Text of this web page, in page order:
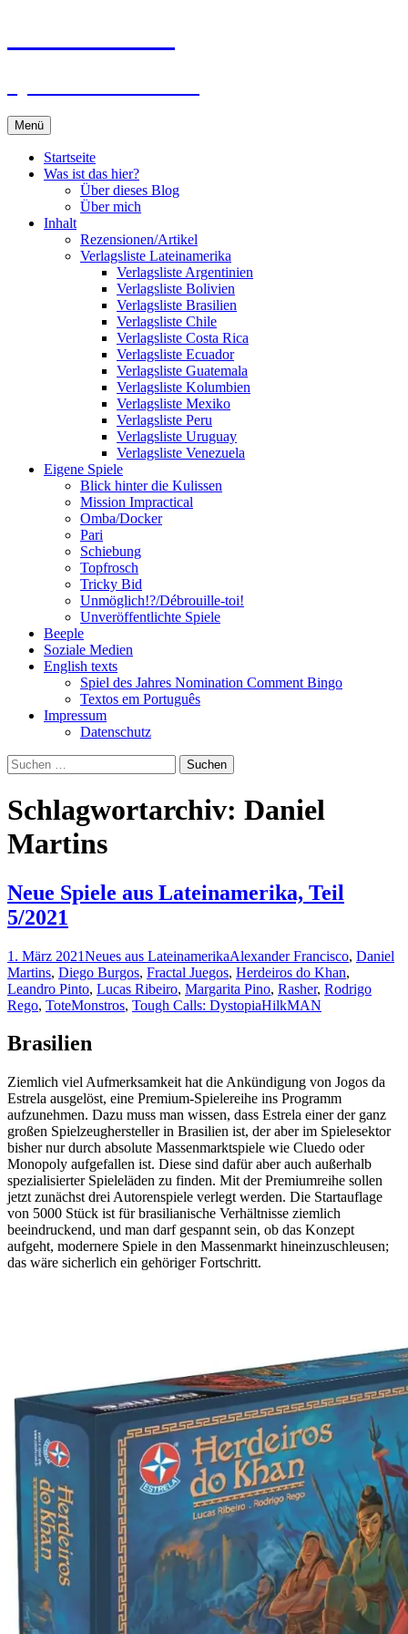
Menü
Startseite
Was ist das hier?
Über dieses Blog
Über mich
Inhalt
Rezensionen/Artikel
Verlagsliste Lateinamerika
Verlagsliste Argentinien
Verlagsliste Bolivien
Verlagsliste Brasilien
Verlagsliste Chile
Verlagsliste Costa Rica
Verlagsliste Ecuador
Verlagsliste Guatemala
Verlagsliste Kolumbien
Verlagsliste Mexiko
Verlagsliste Peru
Verlagsliste Uruguay
Verlagsliste Venezuela
Eigene Spiele
Blick hinter die Kulissen
Mission Impractical
Omba/Docker
Pari
Schiebung
Topfrosch
Tricky Bid
Unmöglich!?/Débrouille-toi!
Unveröffentlichte Spiele
Beeple
Soziale Medien
English texts
Spiel des Jahres Nomination Comment Bingo
Textos em Português
Impressum
Datenschutz
Suchen
nach:
Schlagwortarchiv: Daniel
Martins
Neue Spiele aus Lateinamerika, Teil
5/2021
1. März 2021Neues aus LateinamerikaAlexander Francisco, Daniel
Martins, Diego Burgos, Fractal Juegos, Herdeiros do Khan,
Leandro Pinto, Lucas Ribeiro, Margarita Pino, Rasher, Rodrigo
Rego, ToteMonstros, Tough Calls: DystopiaHilkMAN
Brasilien
Ziemlich viel Aufmerksamkeit hat die Ankündigung von Jogos da
Estrela ausgelöst, eine Premium-Spielereihe ins Programm
aufzunehmen. Dazu muss man wissen, dass Estrela einer der ganz
großen Spielzeughersteller in Brasilien ist, der aber im Spielesektor
bisher nur durch absolute Massenmarktspiele wie Cluedo oder
Monopoly aufgefallen ist. Diese sind dafür aber auch außerhalb
spezialisierter Spieleläden zu finden. Mit der Premiumreihe sollen
jetzt zunächst drei Autorenspiele verlegt werden. Die Startauflage
von 5000 Stück ist für brasilianische Verhältnisse ziemlich
beeindruckend, und man darf gespannt sein, ob das Konzept
aufgeht, modernere Spiele in den Massenmarkt hineinzuschleusen;
das wäre sicherlich ein gehöriger Fortschritt.